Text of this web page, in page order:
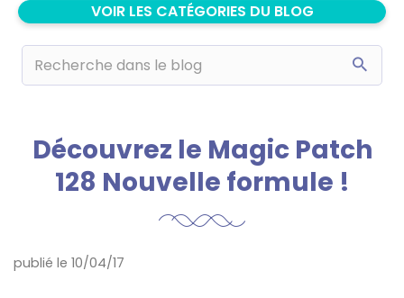
VOIR LES CATÉGORIES DU BLOG
Découvrez le Magic Patch
128 Nouvelle formule !
publié le 10/04/17